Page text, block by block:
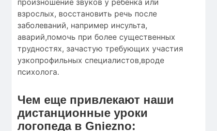
взрослых, восстановить речь после
заболеваний, например инсульта,
аварий,помочь при более существенных
трудностях, зачастую требующих участия
узкопрофильных специалистов,вроде
психолога.
Чем еще привлекают наши
дистанционные уроки
логопеда в Gniezno: